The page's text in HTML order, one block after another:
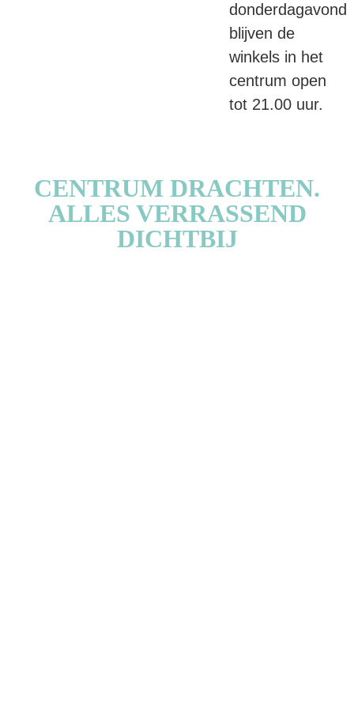
donderdagavond
blijven de
winkels in het
centrum open
tot 21.00 uur.
CENTRUM DRACHTEN.
ALLES VERRASSEND
DICHTBIJ